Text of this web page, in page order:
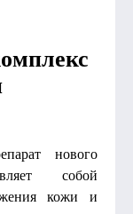
нового
собой
кожи и